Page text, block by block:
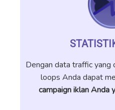
Dengan data traffic yang
loops Anda dapat
campaign iklan Anda